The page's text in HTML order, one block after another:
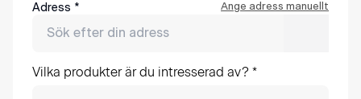
Adress * Ange adress manuellt
Vilka produkter är du intresserad av? *